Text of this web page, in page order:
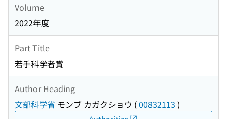
Volume
2022年度
Part Title
若手科学者賞
Author Heading
文部科学省 モンブ カガクショウ (00832113 )